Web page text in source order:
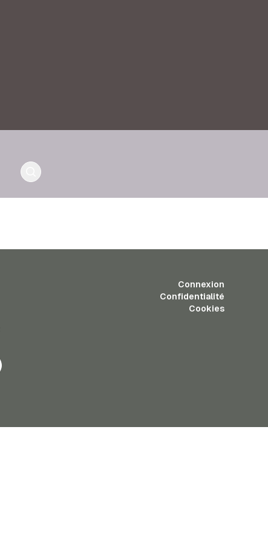
Connexion
Confidentialité
Cookies